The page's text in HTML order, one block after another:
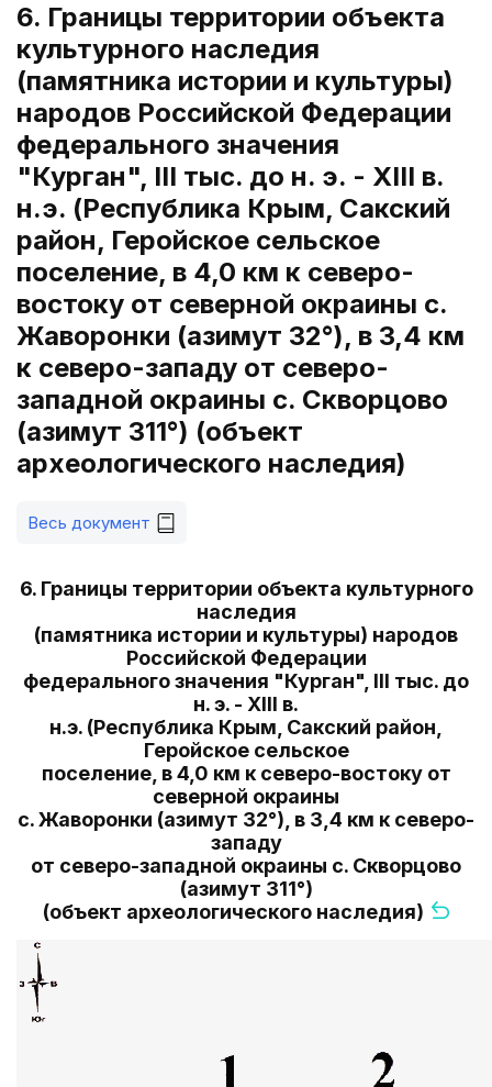
6. Границы территории объекта
культурного наследия
(памятника истории и культуры)
народов Российской Федерации
федерального значения
"Курган", III тыс. до н. э. - XIII в.
н.э. (Республика Крым, Сакский
район, Геройское сельское
поселение, в 4,0 км к северо-
востоку от северной окраины с.
Жаворонки (азимут 32°), в 3,4 км
к северо-западу от северо-
западной окраины с. Скворцово
(азимут 311°) (объект
археологического наследия)
Весь документ
6. Границы территории объекта культурного
наследия
(памятника истории и культуры) народов
Российской Федерации
федерального значения "Курган", III тыс. до
н. э. - XIII в.
н.э. (Республика Крым, Сакский район,
Геройское сельское
поселение, в 4,0 км к северо-востоку от
северной окраины
с. Жаворонки (азимут 32°), в 3,4 км к северо-
западу
от северо-западной окраины с. Скворцово
(азимут 311°)
(объект археологического наследия)